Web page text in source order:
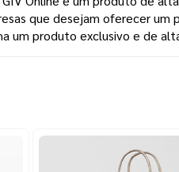
que desejam oferecer
um produto exclusivo e de